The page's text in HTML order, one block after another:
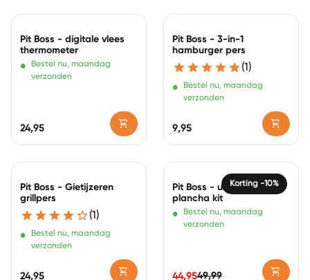
Pit Boss - digitale vlees
thermometer
•
Bestel nu, maandag
verzonden
Normale prijs
24,95 shopping_cart
Pit Boss - 3-in-1
hamburger pers
(1)
•
Bestel nu, maandag
verzonden
Normale prijs
9,95 shopping_cart
Pit Boss - Gietijzeren
grillpers
(1)
•
Bestel nu, maandag
verzonden
Normale prijs
24,95 shopping_cart
Korting -10%
Pit Boss - ultimate
plancha kit
•
Bestel nu, maandag
verzonden
49,99
44,95 shopping_cart